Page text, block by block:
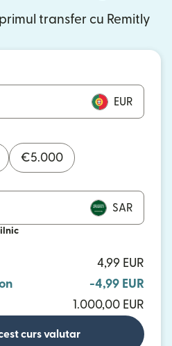
transfer cu Remitly
EUR
€5.000
SAR
4,99 EUR
-4,99 EUR
1.000,00 EUR
curs valutar